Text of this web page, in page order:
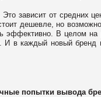
зависит от средних
дешевле, но
эффективно. В целом на
в каждый новый бренд
попытки вывода